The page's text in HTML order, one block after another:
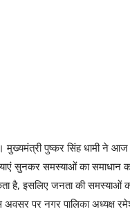
मुख्यमंत्री पुष्कर सिंह धामी ने
सुनकर समस्याओं का समाधान
है, इसलिए जनता की समस्याओं
अवसर पर नगर पालिका अध्यक्ष